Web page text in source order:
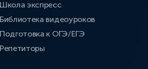
Школа экспресс
Библиотека видеоуроков
Подготовка к ОГЭ/ЕГЭ
Репетиторы